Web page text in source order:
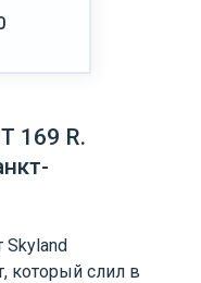
169 R.
Skyland
который слил в